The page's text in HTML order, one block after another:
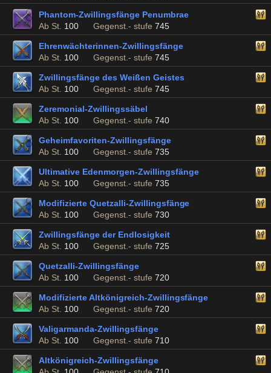
Phantom-Zwillingsfänge Penumbrae
Ab St. 100 Gegenst.- stufe 745
Ehrenwächterinnen-Zwillingsfänge
Ab St. 100 Gegenst.- stufe 745
Zwillingsfänge des Weißen Geistes
Ab St. 100 Gegenst.- stufe 745
Zeremonial-Zwillingssäbel
Ab St. 100 Gegenst.- stufe 740
Geheimfavoriten-Zwillingsfänge
Ab St. 100 Gegenst.- stufe 735
Ultimative Edenmorgen-Zwillingsfänge
Ab St. 100 Gegenst.- stufe 735
Modifizierte Quetzalli-Zwillingsfänge
Ab St. 100 Gegenst.- stufe 730
Zwillingsfänge der Endlosigkeit
Ab St. 100 Gegenst.- stufe 725
Quetzalli-Zwillingsfänge
Ab St. 100 Gegenst.- stufe 720
Modifizierte Altkönigreich-Zwillingsfänge
Ab St. 100 Gegenst.- stufe 720
Valigarmanda-Zwillingsfänge
Ab St. 100 Gegenst.- stufe 710
Altkönigreich-Zwillingsfänge